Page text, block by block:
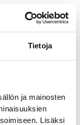
Tietoja
ja mainosten
Lisäksi